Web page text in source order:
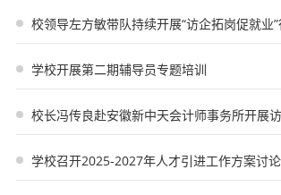
学校开展第二期辅导员专题培训‌
学校召开2025-2027年人才引进工作方案讨